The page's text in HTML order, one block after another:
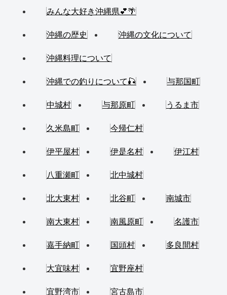
みんな大好き沖縄県💕🌴
沖縄の歴史 沖縄の文化について
沖縄料理について
沖縄での釣りについて🎣 与那国町
中城村 与那原町 うるま市
久米島町 今帰仁村
伊平屋村 伊是名村 伊江村
八重瀬町 北中城村
北大東村 北谷町 南城市
南大東村 南風原町 名護市
嘉手納町 国頭村 多良間村
大宜味村 宜野座村
宜野湾市 宮古島市